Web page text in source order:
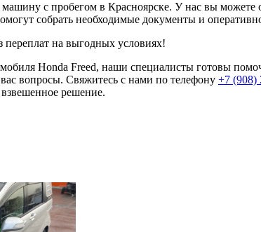
машину с пробегом в Красноярске. У нас вы
собрать необходимые документы и
переплат на выгодных условиях!
Honda Freed, наши специалисты готовы
вопросы. Свяжитесь с нами по телефону +7 (908)
решение.